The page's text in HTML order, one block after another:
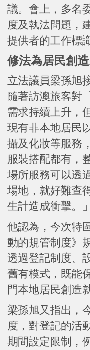
議。會上，多名
度及執法問題，
提供者的工作標識
修法為居民創
立法議員梁孫旭
隨著訪澳旅客對
需求持續上升，
現有非本地居民
攝及化妝等服務
服裝搭配都有，
場所服務可以透
場地，就好難查
生計造成衝擊。」
他認為，今次特
動的規管制度》
透過登記制度、
舊有模式，既能
門本地居民創造
梁孫旭又指出，
度，對登記的活
期間設定限制，